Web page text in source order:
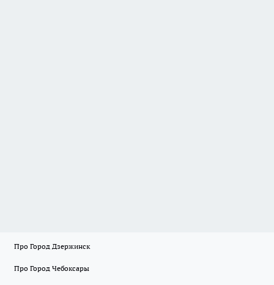
Про Город Дзержинск
Про Город Чебоксары